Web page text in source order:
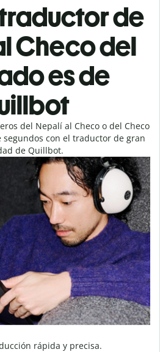
de
Checo del
es de
del Nepalí al Checo o del Checo
con el traductor de gran
de Quillbot.
rápida y precisa.